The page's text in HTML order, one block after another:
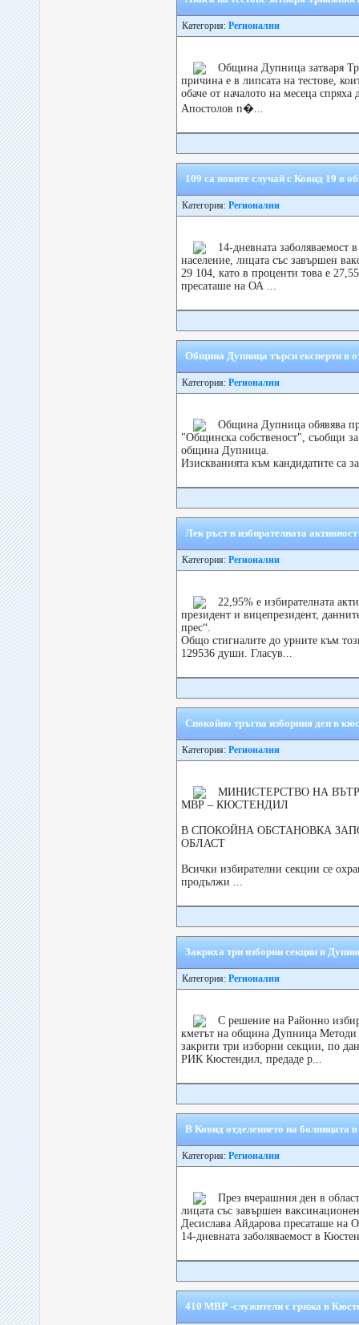
Категория: Регионални
Община Дупница затваря
причина е в липсата на тестове,
обаче от началото на месеца
Апостолов п�...
109 са новите случай с Ковид 19 в
Категория: Регионални
14-дневната
население, лицата със завършен
29 104, като в проценти това е
пресаташе на ОА ...
Община Дупница търси експерти в
Категория: Регионални
Община Дупница обявява
"Общинска собственост", съобщи
община Дупница.
Изискванията към кандидатите са
Лек ръст в избирателната
Категория: Регионални
22,95% е избирателната
президент и вицепрезидент,
прес“.
Общо стигналите до урните към
129536 души. Гласув...
Спокойно тръгна изборния ден в
Категория: Регионални
МИНИСТЕРСТВО НА
МВР – КЮСТЕНДИЛ
В СПОКОЙНА ОБСТАНОВКА
ОБЛАСТ
Всички избирателни секции се
продължи ...
Закриха три изборни секции в
Категория: Регионални
С решение на Районно
кметът на община Дупница
закрити три изборни секции, по
РИК Кюстендил, предаде р...
В Ковид отделението на болницата
Категория: Регионални
През вчерашния ден в
лицата със завършен
Десислава Айдарова пресаташе на
14-дневната заболяваемост в
410 МВР -служители с грижа в